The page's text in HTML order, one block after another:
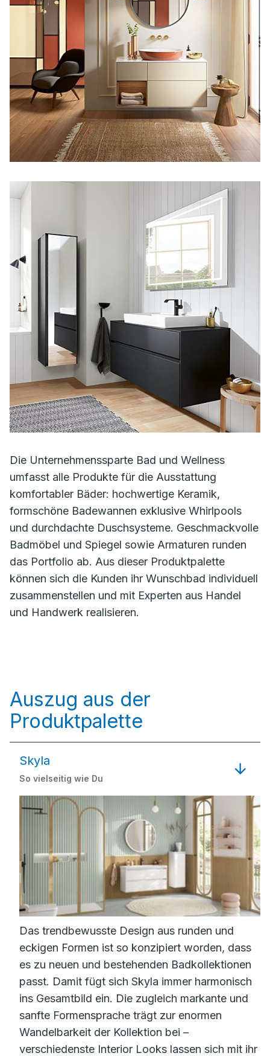
Die Unternehmenssparte Bad und Wellness
umfasst alle Produkte für die Ausstattung
komfortabler Bäder: hochwertige Keramik,
formschöne Badewannen exklusive Whirlpools
und durchdachte Duschsysteme. Geschmackvolle
Badmöbel und Spiegel sowie Armaturen runden
das Portfolio ab. Aus dieser Produktpalette
können sich die Kunden ihr Wunschbad individuell
zusammenstellen und mit Experten aus Handel
und Handwerk realisieren.
Auszug aus der
Produktpalette
Skyla
So vielseitig wie Du
Das trendbewusste Design aus runden und
eckigen Formen ist so konzipiert worden, dass
es zu neuen und bestehenden Badkollektionen
passt. Damit fügt sich Skyla immer harmonisch
ins Gesamtbild ein. Die zugleich markante und
sanfte Formensprache trägt zur enormen
Wandelbarkeit der Kollektion bei –
verschiedenste Interior Looks lassen sich mit ihr